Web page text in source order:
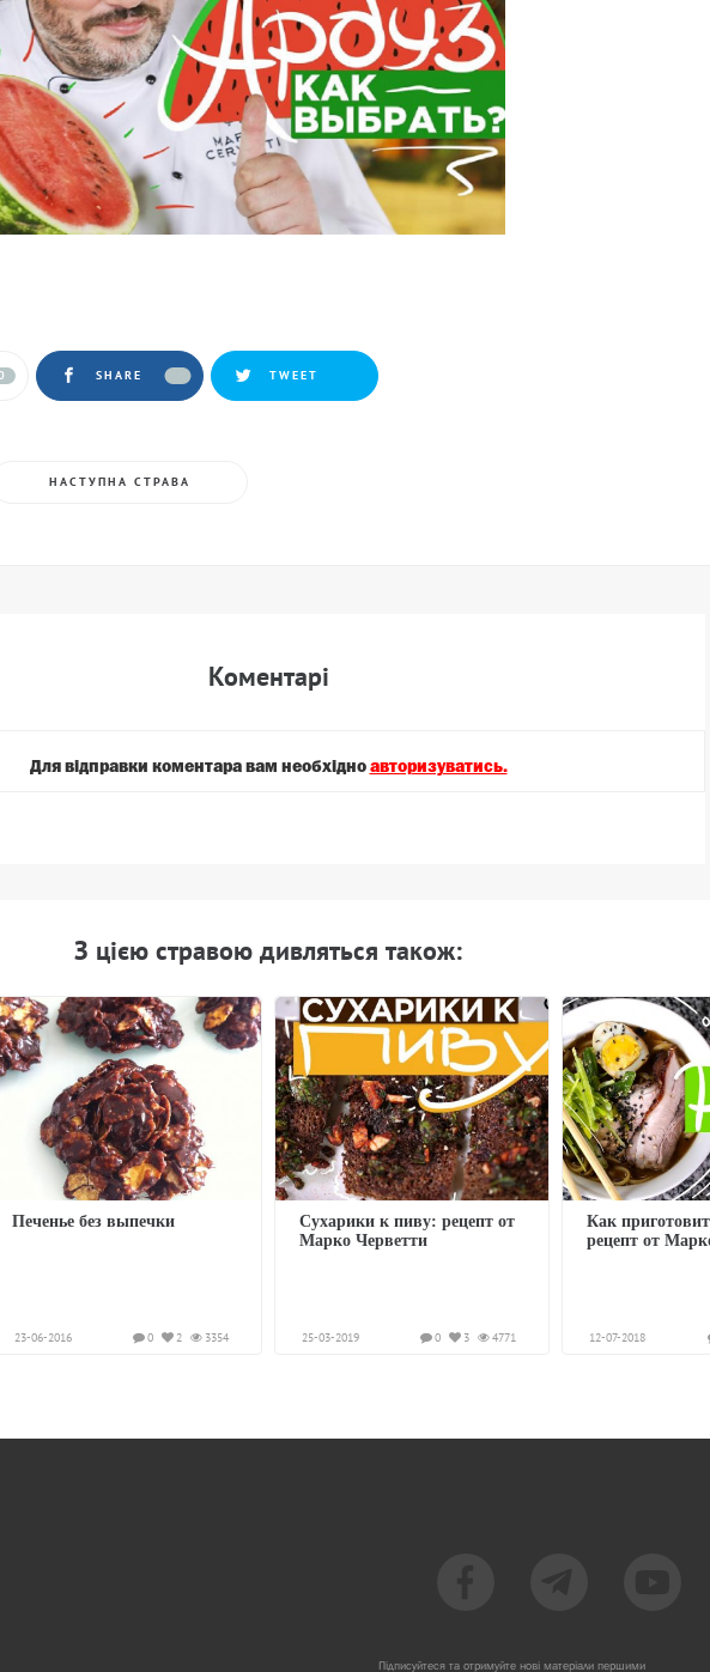
SHARE TWEET
НАСТУПНА СТРАВА
Коментарi
Для вiдправки коментара вам необхiдно авторизуватись.
З цiєю стравою дивляться також:
Печенье без выпечки
23-06-2016 3354
2
0
Сухарики к пиву: рецепт от
Марко Черветти
25-03-2019 4771
3
0
Как
рецепт от
12-07-2018
Підписуйтеся та отримуйте нові матеріали першими